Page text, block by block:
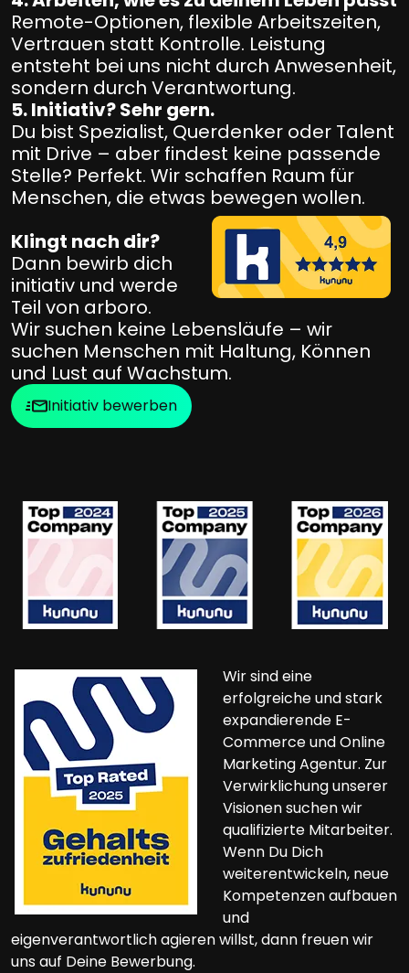
Remote-Optionen, flexible Arbeitszeiten,
Vertrauen statt Kontrolle. Leistung
entsteht bei uns nicht durch Anwesenheit,
sondern durch Verantwortung.
5. Initiativ? Sehr gern.
Du bist Spezialist, Querdenker oder Talent
mit Drive – aber findest keine passende
Stelle? Perfekt. Wir schaffen Raum für
Menschen, die etwas bewegen wollen.
Klingt nach dir?
Dann bewirb dich
initiativ und werde
Teil von arboro.
Wir suchen keine Lebensläufe – wir
suchen Menschen mit Haltung, Können
und Lust auf Wachstum.
Initiativ bewerben
Wir sind eine
erfolgreiche und stark
expandierende E-
Commerce und Online
Marketing Agentur. Zur
Verwirklichung unserer
Visionen suchen wir
qualifizierte Mitarbeiter.
Wenn Du Dich
weiterentwickeln, neue
Kompetenzen aufbauen
und
eigenverantwortlich agieren willst, dann freuen wir
uns auf Deine Bewerbung.